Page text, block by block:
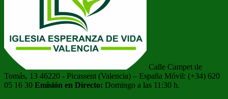
Calle Campet de
Tomás, 13 46220 - Picassent (Valencia) – España Móvil: (+34) 620
05 16 30 Emisión en Directo: Domingo a las 11:30 h.